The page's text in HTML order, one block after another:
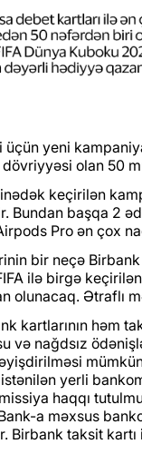
yeni
dövriyyəsi olan 50
keçirilən
Bundan başqa 2
Pro ən çox
bir neçə Birbank
ilə birgə
olunacaq. Ətraflı
kartlarının həm
və nağdsız
yerli
haqqı
a məxsus
Birbank taksit